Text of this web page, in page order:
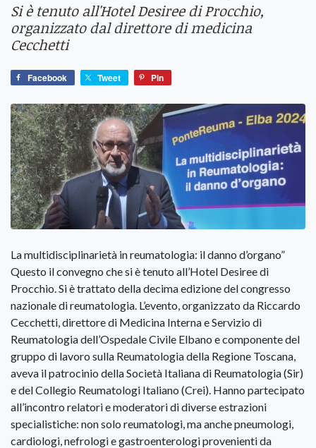
Si è tenuto all'Hotel Desiree di Procchio,
organizzato dal direttore di medicina
Cecchetti
Facebook Tweet Pin
La multidisciplinarietà in reumatologia: il danno d’organo”
Questo il convegno che si è tenuto all’Hotel Desiree di
Procchio. Si è trattato della decima edizione del congresso
nazionale di reumatologia. L’evento, organizzato da Riccardo
Cecchetti, direttore di Medicina Interna e Servizio di
Reumatologia dell’Ospedale Civile Elbano e componente del
gruppo di lavoro sulla Reumatologia della Regione Toscana,
aveva il patrocinio della Società Italiana di Reumatologia (Sir)
e del Collegio Reumatologi Italiano (Crei). Hanno partecipato
all’incontro relatori e moderatori di diverse estrazioni
specialistiche: non solo reumatologi, ma anche pneumologi,
cardiologi, nefrologi e gastroenterologi provenienti da